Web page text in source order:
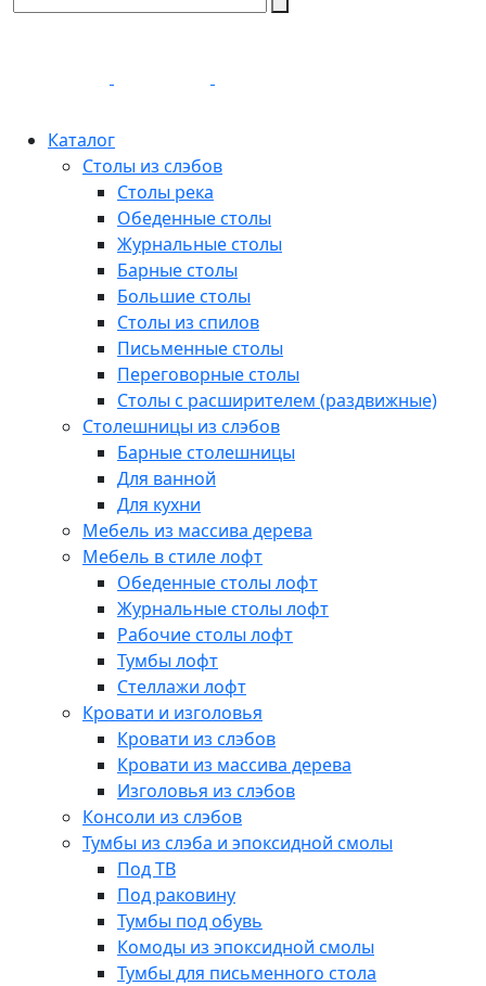
Каталог
Столы из слэбов
Столы река
Обеденные столы
Журнальные столы
Барные столы
Большие столы
Столы из спилов
Письменные столы
Переговорные столы
Столы с расширителем (раздвижные)
Столешницы из слэбов
Барные столешницы
Для ванной
Для кухни
Мебель из массива дерева
Мебель в стиле лофт
Обеденные столы лофт
Журнальные столы лофт
Рабочие столы лофт
Тумбы лофт
Стеллажи лофт
Кровати и изголовья
Кровати из слэбов
Кровати из массива дерева
Изголовья из слэбов
Консоли из слэбов
Тумбы из слэба и эпоксидной смолы
Под ТВ
Под раковину
Тумбы под обувь
Комоды из эпоксидной смолы
Тумбы для письменного стола